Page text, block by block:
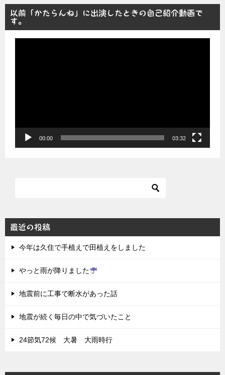
以前「かたらんね」に出演したときの自己紹介動画で
す。
00:00 03:32
最近の投稿
今年は久住で手植えで田植えをしました
やっと雨が降りました
地震前に工事で断水があった話
地震が続く毎日の中で気づいたこと
24節気72候 大暑 大雨時行